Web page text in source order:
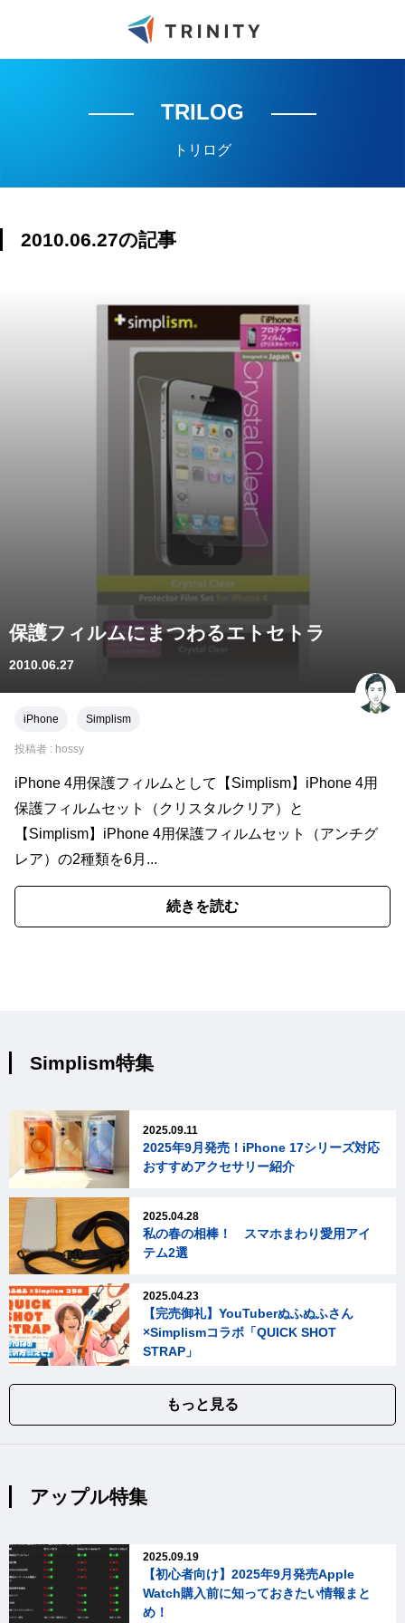
TRILOG
トリログ
2010.06.27の記事
保護フィルムにまつわるエトセトラ
2010.06.27
iPhone Simplism
投稿者 : hossy
iPhone 4用保護フィルムとして【Simplism】iPhone 4用
保護フィルムセット（クリスタルクリア）と
【Simplism】iPhone 4用保護フィルムセット（アンチグ
レア）の2種類を6月...
続きを読む
Simplism特集
2025.09.11
2025年9月発売！iPhone 17シリーズ対応
おすすめアクセサリー紹介
2025.04.28
私の春の相棒！ スマホまわり愛用アイ
テム2選
2025.04.23
【完売御礼】YouTuberぬふぬふさん
×Simplismコラボ「QUICK SHOT
STRAP」
もっと見る
アップル特集
2025.09.19
【初心者向け】2025年9月発売Apple
Watch購入前に知っておきたい情報まと
め！